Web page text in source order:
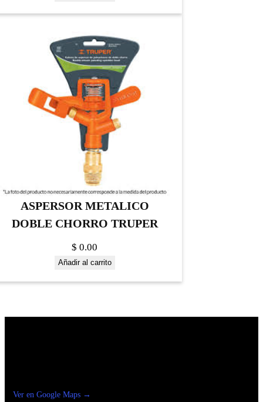
ASPERSOR METALICO
DOBLE CHORRO TRUPER
$ 0.00
Añadir al carrito
Ver en Google Maps →